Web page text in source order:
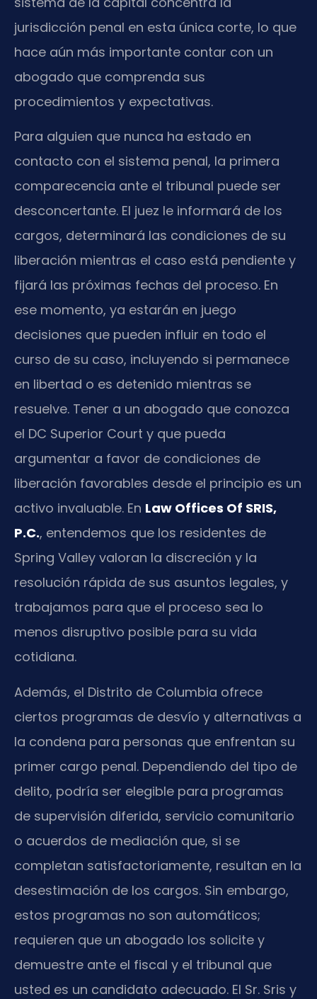
jurisdicción penal en esta única corte, lo que
hace aún más importante contar con un
abogado que comprenda sus
procedimientos y expectativas.
Para alguien que nunca ha estado en
contacto con el sistema penal, la primera
comparecencia ante el tribunal puede ser
desconcertante. El juez le informará de los
cargos, determinará las condiciones de su
liberación mientras el caso está pendiente y
fijará las próximas fechas del proceso. En
ese momento, ya estarán en juego
decisiones que pueden influir en todo el
curso de su caso, incluyendo si permanece
en libertad o es detenido mientras se
resuelve. Tener a un abogado que conozca
el DC Superior Court y que pueda
argumentar a favor de condiciones de
liberación favorables desde el principio es un
activo invaluable. En Law Offices Of SRIS,
P.C., entendemos que los residentes de
Spring Valley valoran la discreción y la
resolución rápida de sus asuntos legales, y
trabajamos para que el proceso sea lo
menos disruptivo posible para su vida
cotidiana.
Además, el Distrito de Columbia ofrece
ciertos programas de desvío y alternativas a
la condena para personas que enfrentan su
primer cargo penal. Dependiendo del tipo de
delito, podría ser elegible para programas
de supervisión diferida, servicio comunitario
o acuerdos de mediación que, si se
completan satisfactoriamente, resultan en la
desestimación de los cargos. Sin embargo,
estos programas no son automáticos;
requieren que un abogado los solicite y
demuestre ante el fiscal y el tribunal que
usted es un candidato adecuado. El Sr. Sris y